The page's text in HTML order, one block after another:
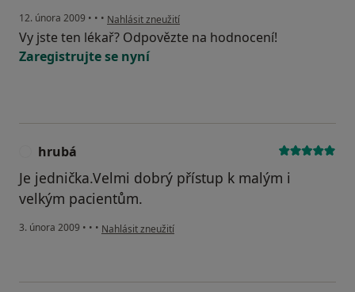
12. února 2009 • • • podle názoru uživatele Pacient
Nahlásit zneužití
Vy jste ten lékař? Odpovězte na hodnocení!
Zaregistrujte se nyní
hrubá
Je jednička.Velmi dobrý přístup k malým i
velkým pacientům.
3. února 2009 • • • podle názoru uživatele hrubá
Nahlásit zneužití